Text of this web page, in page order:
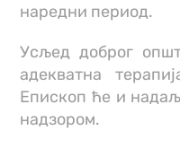
наредни период.
Усљед доброг
адекватна
Епископ ће и
надзором.